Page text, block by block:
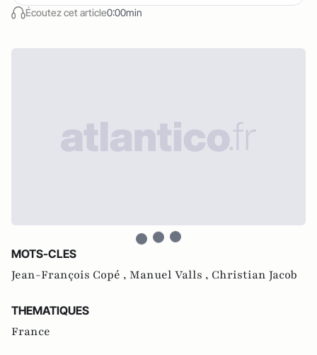
Écoutez cet article0:00min
MOTS-CLES
Jean-François Copé , Manuel Valls , Christian Jacob
THEMATIQUES
France